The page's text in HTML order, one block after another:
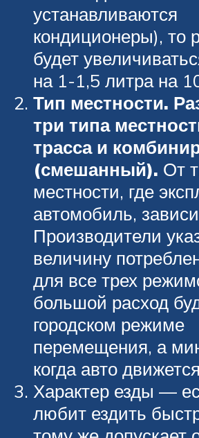
устанавливаются
кондиционеры), то
будет
на 1-1,5 литра на
Тип местности.
три типа
трасса и
(смешанный). От
местности, где
автомобиль,
Производители
величину
для все трех
большой расход
городском режиме
перемещения, а
когда авто
Характер езды —
любит ездить